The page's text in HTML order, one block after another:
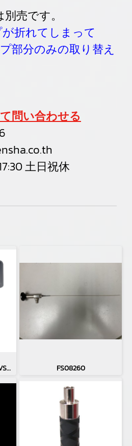
売です。
折れてしまって
部分のみの取り替え
問い合わせる
土日祝休
先端可動式 細径内視鏡 MIVS-3910LAA4(φ3.9㎜) FS08260